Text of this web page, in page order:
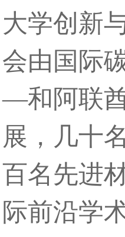
大学创新
会由国际
—和阿联
展，几十
百名先进
际前沿学